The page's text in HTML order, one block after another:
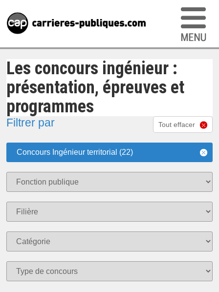
Les concours ingénieur :
présentation, épreuves et
programmes
Filtrer par Tout effacer
Concours Ingénieur territorial (22)